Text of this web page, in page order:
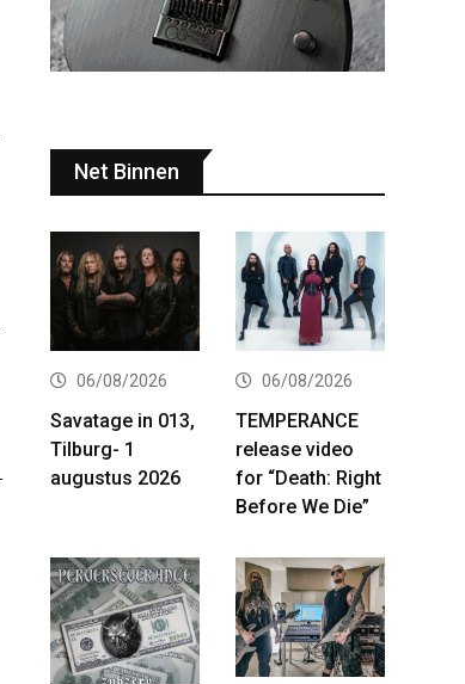
Net Binnen
06/08/2026
Savatage in 013,
Tilburg- 1
augustus 2026
06/08/2026
TEMPERANCE
release video
for “Death: Right
Before We Die”